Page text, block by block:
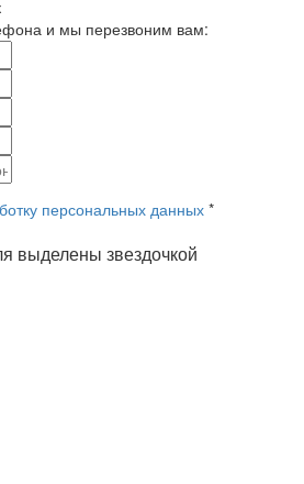
и мы перезвоним вам:
персональных данных *
выделены звездочкой